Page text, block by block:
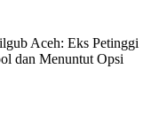
Aceh: Eks Petinggi
dan Menuntut Opsi